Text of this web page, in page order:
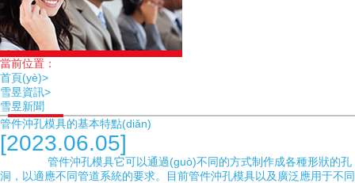
當前位置：
首頁(yè)>
雪昱資訊>
雪昱新聞
管件沖孔模具的基本特點(diǎn)
[2023.06.05]
管件沖孔模具它可以通過(guò)不同的方式制作成各種形狀的孔
洞，以適應不同管道系統的要求。目前管件沖孔模具以及廣泛應用于不同